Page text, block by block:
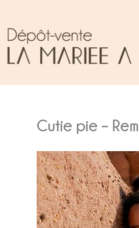
contenu
Cutie pie –